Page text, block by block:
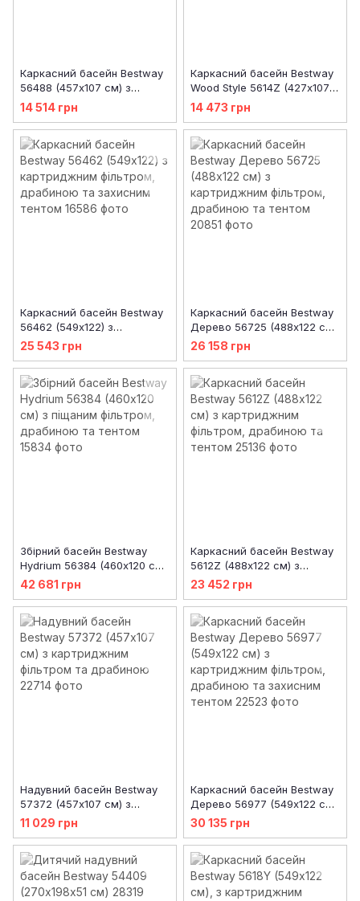
Каркасний басейн Bestway
56488 (457х107 см) з
картриджним фільтром,
тентом і драбиною
14 514 грн
Каркасний басейн Bestway
Wood Style 5614Z (427х107
см) з картриджним
фільтром, тентом та
драбиною
14 473 грн
Каркасний басейн Bestway
56462 (549х122) з
картриджним фільтром,
драбиною та захисним
тентом
25 543 грн
Каркасний басейн Bestway
Дерево 56725 (488х122 см)
з картриджним фільтром,
драбиною та тентом
26 158 грн
Збірний басейн Bestway
Hydrium 56384 (460х120 см)
з піщаним фільтром,
драбиною та тентом
42 681 грн
Каркасний басейн Bestway
5612Z (488х122 см) з
картриджним фільтром,
драбиною та тентом
23 452 грн
Надувний басейн Bestway
57372 (457х107 см) з
картриджним фільтром та
драбиною
11 029 грн
Каркасний басейн Bestway
Дерево 56977 (549х122 см)
з картриджним фільтром,
драбиною та захисним
тентом
30 135 грн